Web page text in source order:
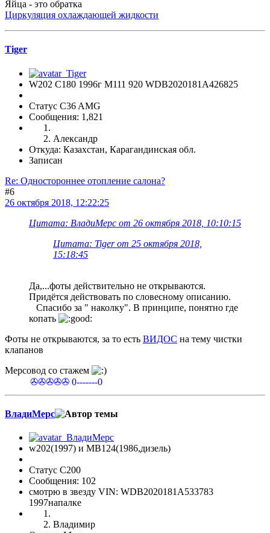
Яйца - это обратка
Циркуляция охлаждающей жидкости
Tiger
W202 C180 1996г М111 920 WDB2020181A426825
Статус C36 AMG
Сообщения: 1,821
Александр
Откуда: Казахстан, Карагандинская обл.
Записан
Re: Одностороннее отопление салона?
#6
26 октября 2018, 12:22:25
Цитата: ВладиМерс от 26 октября 2018, 10:10:15
Цитата: Tiger от 25 октября 2018,
15:18:45
Да,...фоты действительно не открываются.
Придётся действовать по словесному описанию.
Спасибо за " наколку". В принципе, понятно где
копать
Фоты не открываются, за то есть ВИДОС на тему чистки
клапанов
Мерсовод со стажем
✇✇✇✇✇ 0-------0
ВладиМерс
w202(1997) и МВ124(1986,дизель)
Статус C200
Сообщения: 102
смотрю в звезду VIN: WDB2020181A533783
1997напалке
Владимир